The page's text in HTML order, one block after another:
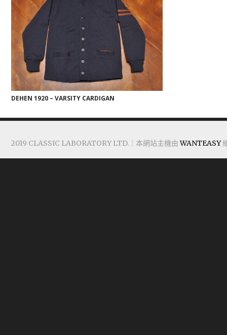
DEHEN 1920 – VARSITY CARDIGAN
2019 CLASSIC LABORATORY LTD.｜本網站主機由WANTEASY